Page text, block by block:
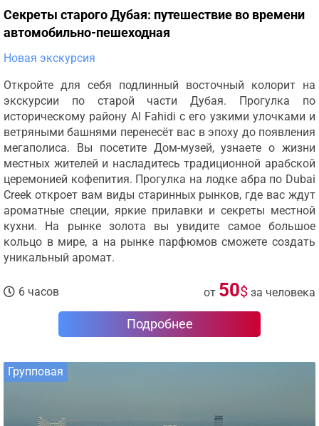
Секреты старого Дубая: путешествие во времени
автомобильно-пешеходная
Новая экскурсия
Откройте для себя подлинный восточный колорит на
экскурсии по старой части Дубая. Прогулка по
историческому району Al Fahidi с его узкими улочками и
ветряными башнями перенесёт вас в эпоху до появления
мегаполиса. Вы посетите Дом-музей, узнаете о жизни
местных жителей и насладитесь традиционной арабской
церемонией кофепития. Прогулка на лодке абра по Dubai
Creek откроет вам виды старинных рынков, где вас ждут
ароматные специи, яркие прилавки и секреты местной
кухни. На рынке золота вы увидите самое большое
кольцо в мире, а на рынке парфюмов сможете создать
уникальный аромат.
6 часов от 50$ за человека
Подробнее
Групповая